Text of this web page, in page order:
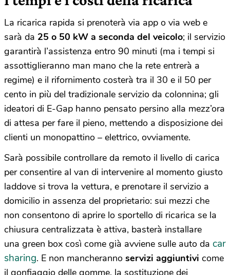
La ricarica rapida si prenoterà via app o via web e
sarà da 25 o 50 kW a seconda del veicolo; il servizio
garantirà l’assistenza entro 90 minuti (ma i tempi si
assottiglieranno man mano che la rete entrerà a
regime) e il rifornimento costerà tra il 30 e il 50 per
cento in più del tradizionale servizio da colonnina; gli
ideatori di E-Gap hanno pensato persino alla mezz’ora
di attesa per fare il pieno, mettendo a disposizione dei
clienti un monopattino – elettrico, ovviamente.
Sarà possibile controllare da remoto il livello di carica
per consentire al van di intervenire al momento giusto
laddove si trova la vettura, e prenotare il servizio a
domicilio in assenza del proprietario: sui mezzi che
non consentono di aprire lo sportello di ricarica se la
chiusura centralizzata è attiva, basterà installare
una green box così come già avviene sulle auto da car
sharing. E non mancheranno servizi aggiuntivi come